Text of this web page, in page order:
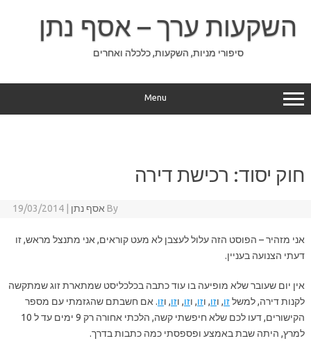
השקעות ערך – אסף נתן
סיפורי מניות, השקעות, כלכלה ואחרים
Menu
חוק יסוד: רכישת דירה
By אסף נתן 19/03/2014
אני מזהיר – הפוסט הזה עלול לעצבן לא מעט קוראים, אני מתנצל מראש, זו
דעתי הצנועה בעניין.
אין יום שעובר שלא מופיעה בו עוד כתבה בכלכליסט שמתארת זוג שמתקשה
לקנות דירה, למשלזו, ו זו, ו זו, ו זו, ו זו, ו זו. אם חשבתם שהגזמתי עם מספר
הקישורים, דעו לכם שלא חיפשתי קשה, הלכתי אחורה רק 9 ימים עד ל 10
למרץ, היתה שבת באמצע ופספסתי כמה כתבות בדרך.